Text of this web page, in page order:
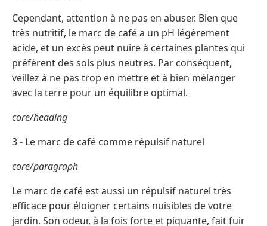
Cependant, attention à ne pas en abuser. Bien que
très nutritif, le marc de café a un pH légèrement
acide, et un excès peut nuire à certaines plantes qui
préfèrent des sols plus neutres. Par conséquent,
veillez à ne pas trop en mettre et à bien mélanger
avec la terre pour un équilibre optimal.
core/heading
3 - Le marc de café comme répulsif naturel
core/paragraph
Le marc de café est aussi un répulsif naturel très
efficace pour éloigner certains nuisibles de votre
jardin. Son odeur, à la fois forte et piquante, fait fuir